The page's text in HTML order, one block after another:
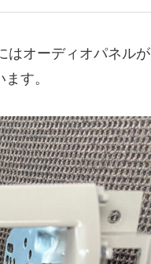
はオーディオパネルが
す。